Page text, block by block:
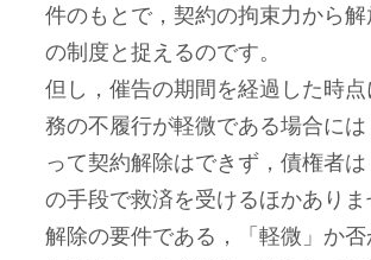
件のもとで，契約の拘束力から
の制度と捉えるのです。
但し，催告の期間を経過した時
務の不履行が軽微である場合には
って契約解除はできず，債権者
の手段で救済を受けるほかありま
解除の要件である，「軽微」か